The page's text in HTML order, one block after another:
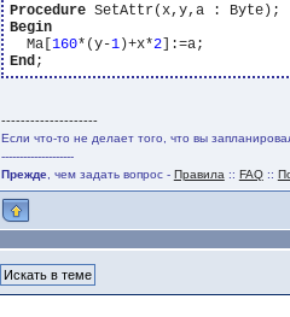
Procedure
Begin
  Ma[
160*(y-1)+x*2
End
--------------------
Если что-то не делает того, что вы
--------------------
Прежде, чем задать вопрос - Правила :: FAQ::